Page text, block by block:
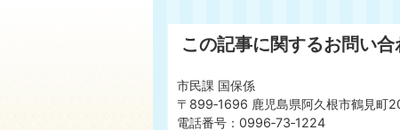
この記事に関するお問い合
市民課 国保係
〒899‐1696 鹿児島県阿久根市鶴見町
電話番号：0996‐73‐1224